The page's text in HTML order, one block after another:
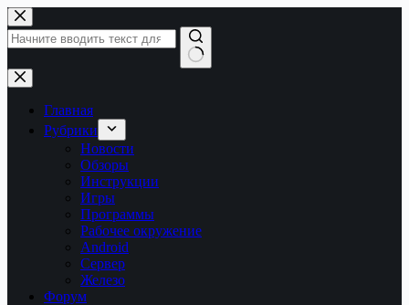
Перейти
к
сути
Ничего
не
найденоГлавная
Рубрики
Новости
Обзоры
Инструкции
Игры
Программы
Рабочее окружение
Android
Сервер
Железо
Форум